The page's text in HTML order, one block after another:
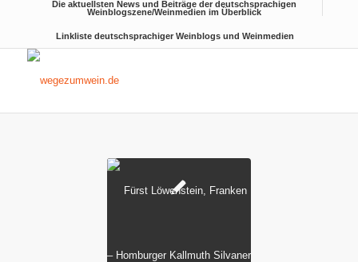
Die aktuellsten News und Beiträge der deutschsprachigen
Weinblogszene/Weinmedien im Überblick
Linkliste deutschsprachiger Weinblogs und Weinmedien